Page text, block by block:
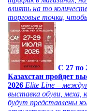
влиять на то
торговые точки,
C 27 по
Казахстан пройдет
2026 Elite Line –
выставка обуви, меха,
будут представлены